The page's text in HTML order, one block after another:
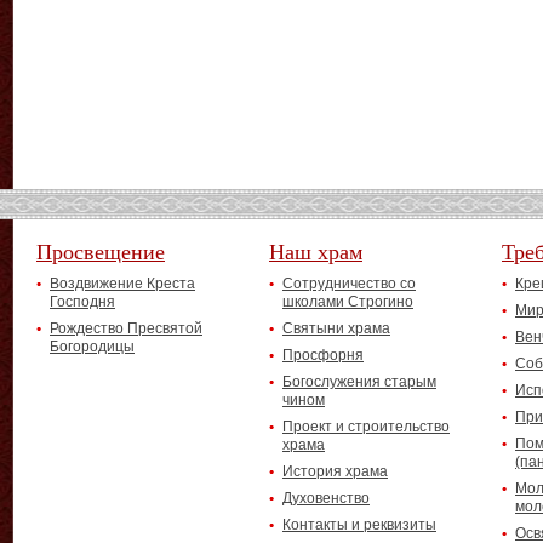
Просвещение
Воздвижение Креста
Господня
Рождество Пресвятой
Богородицы
Наш храм
Сотрудничество со
школами Строгино
Святыни храма
Просфорня
Богослужения старым
чином
Проект и строительство
храма
История храма
Духовенство
Контакты и реквизиты